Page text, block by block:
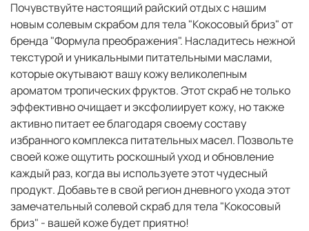
Почувствуйте настоящий райский отдых с нашим
новым солевым скрабом для тела "Кокосовый бриз" от
бренда "Формула преображения". Насладитесь нежной
текстурой и уникальными питательными маслами,
которые окутывают вашу кожу великолепным
ароматом тропических фруктов. Этот скраб не только
эффективно очищает и эксфолиирует кожу, но также
активно питает ее благодаря своему составу
избранного комплекса питательных масел. Позвольте
своей коже ощутить роскошный уход и обновление
каждый раз, когда вы используете этот чудесный
продукт. Добавьте в свой регион дневного ухода этот
замечательный солевой скраб для тела "Кокосовый
бриз" - вашей коже будет приятно!